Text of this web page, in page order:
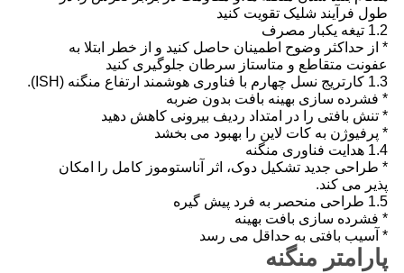
طول فرآیند شلیک تقویت کنید
1.2 تیغه یکبار مصرف
* از حداکثر وضوح اطمینان حاصل کنید و از خطر ابتلا به
عفونت متقاطع و متاستاز سرطان جلوگیری کنید
1.3 کارتریج نسل چهارم با فناوری هوشمند ارتفاع منگنه (ISH).
* فشرده سازی بهینه بافت بدون ضربه
* تنش بافتی را در امتداد ردیف بیرونی کاهش دهید
* پرفیوژن به کات لاین را بهبود می بخشد
1.4 هدایت فناوری منگنه
* طراحی جدید تشکیل دوک، اثر آناستوموز کامل را امکان
پذیر می کند.
1.5 طراحی منحصر به فرد پیش گیره
* فشرده سازی بافت بهینه
* آسیب بافتی به حداقل می رسد
پارامتر منگنه